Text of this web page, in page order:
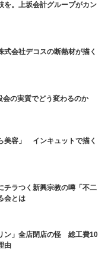
を。上坂会計グループがカン
会社デコスの断熱材が描く
の実質でどう変わるのか
美容」 インキュットで描く
チラつく新興宗教の噂「不二
会とは
ン」全店閉店の怪 総工費10
由